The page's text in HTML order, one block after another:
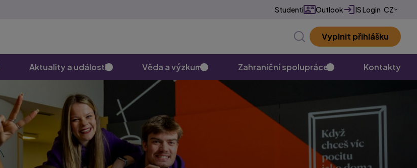
Studenti Outlook IS Login
EN
CZ
Vyplnit přihlášku
Aktuality a události Věda a výzkum Zahraniční spolupráce Kontakty